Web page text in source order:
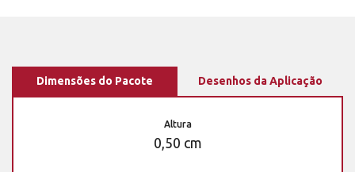
Dimensões do Pacote Desenhos da Aplicação
Altura
0,50 cm